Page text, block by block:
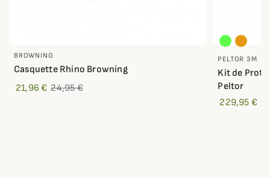
BROWNING
Casquette Rhino Browning
21,96 € 24,95 €
PELTOR 3M
Kit de
Peltor
229,95 €